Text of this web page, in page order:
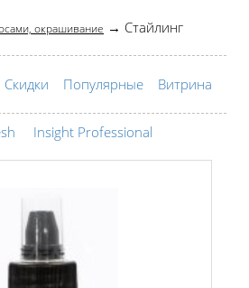
окрашивание → Стайлинг
Скидки Популярные Витрина
Insight Professional